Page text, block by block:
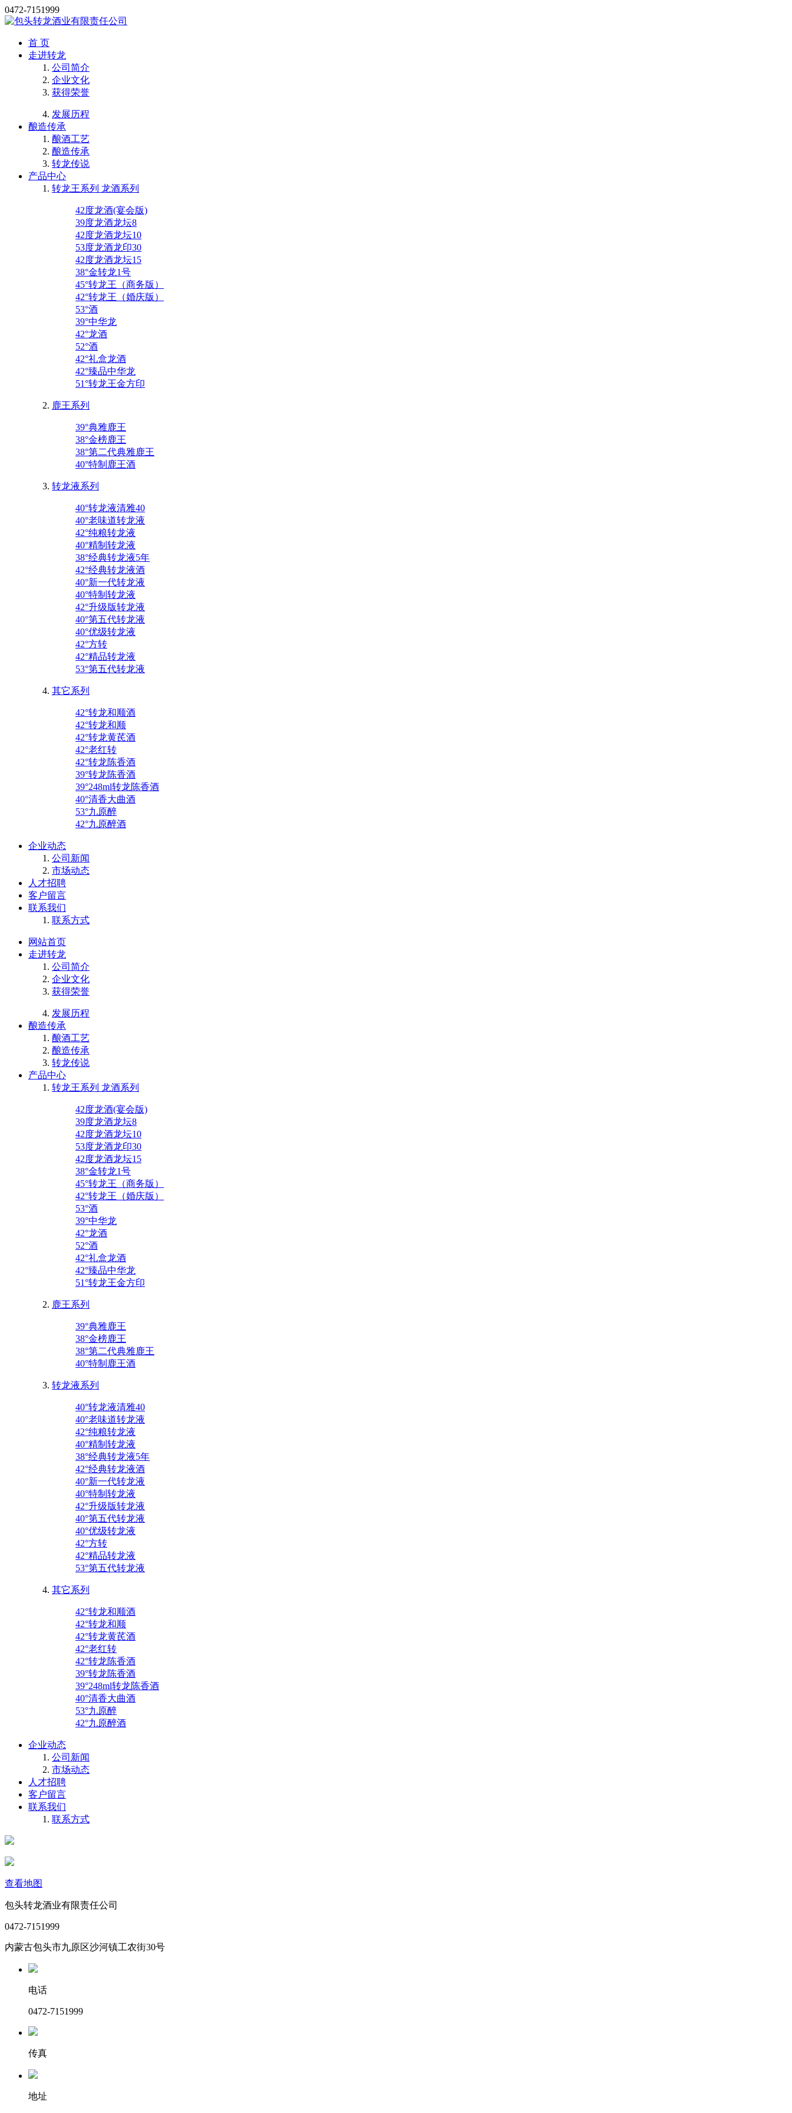
0472-7151999
首 页
走进转龙
公司简介
企业文化
获得荣誉
发展历程
酿造传承
酿酒工艺
酿造传承
转龙传说
产品中心
转龙王系列 龙酒系列
42度龙酒(宴会版)
39度龙酒龙坛8
42度龙酒龙坛10
53度龙酒龙印30
42度龙酒龙坛15
38°金转龙1号
45°转龙王（商务版）
42°转龙王（婚庆版）
53°酒
39°中华龙
42°龙酒
52°酒
42°礼盒龙酒
42°臻品中华龙
51°转龙王金方印
鹿王系列
39°典雅鹿王
38°金榜鹿王
38°第二代典雅鹿王
40°特制鹿王酒
转龙液系列
40°转龙液清雅40
40°老味道转龙液
42°纯粮转龙液
40°精制转龙液
38°经典转龙液5年
42°经典转龙液酒
40°新一代转龙液
40°特制转龙液
42°升级版转龙液
40°第五代转龙液
40°优级转龙液
42°方转
42°精品转龙液
53°第五代转龙液
其它系列
42°转龙和顺酒
42°转龙和顺
42°转龙黄芪酒
42°老红转
42°转龙陈香酒
39°转龙陈香酒
39°248ml转龙陈香酒
40°清香大曲酒
53°九原醉
42°九原醉酒
企业动态
公司新闻
市场动态
人才招聘
客户留言
联系我们
联系方式
网站首页
走进转龙
公司简介
企业文化
获得荣誉
发展历程
酿造传承
酿酒工艺
酿造传承
转龙传说
产品中心
转龙王系列 龙酒系列
42度龙酒(宴会版)
39度龙酒龙坛8
42度龙酒龙坛10
53度龙酒龙印30
42度龙酒龙坛15
38°金转龙1号
45°转龙王（商务版）
42°转龙王（婚庆版）
53°酒
39°中华龙
42°龙酒
52°酒
42°礼盒龙酒
42°臻品中华龙
51°转龙王金方印
鹿王系列
39°典雅鹿王
38°金榜鹿王
38°第二代典雅鹿王
40°特制鹿王酒
转龙液系列
40°转龙液清雅40
40°老味道转龙液
42°纯粮转龙液
40°精制转龙液
38°经典转龙液5年
42°经典转龙液酒
40°新一代转龙液
40°特制转龙液
42°升级版转龙液
40°第五代转龙液
40°优级转龙液
42°方转
42°精品转龙液
53°第五代转龙液
其它系列
42°转龙和顺酒
42°转龙和顺
42°转龙黄芪酒
42°老红转
42°转龙陈香酒
39°转龙陈香酒
39°248ml转龙陈香酒
40°清香大曲酒
53°九原醉
42°九原醉酒
企业动态
公司新闻
市场动态
人才招聘
客户留言
联系我们
联系方式
查看地图
包头转龙酒业有限责任公司
0472-7151999
内蒙古包头市九原区沙河镇工农街30号
电话
0472-7151999
传真
地址